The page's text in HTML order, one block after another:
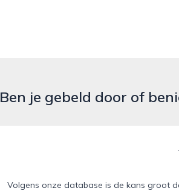
Ben je gebeld door of
Volgens onze database is de kans groot